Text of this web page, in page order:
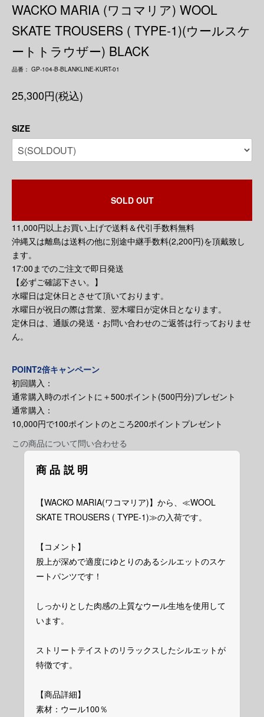
WACKO MARIA (ワコマリア) WOOL
SKATE TROUSERS ( TYPE-1)(ウールスケ
ートトラウザー) BLACK
品番： GP-104-B-BLANKLINE-KURT-01
25,300円(税込)
SIZE
SOLD OUT
11,000円以上お買い上げで送料＆代引手数料無料
沖縄又は離島は送料の他に別途中継手数料(2,200円)を頂戴致し
ます。
17:00までのご注文で即日発送
【必ずご確認下さい。】
水曜日は定休日とさせて頂いております。
水曜日が祝日の際は営業、翌木曜日が定休日となります。
定休日は、通販の発送・お問い合わせのご返答は行っておりませ
ん。
POINT2倍キャンペーン
初回購入：
通常購入時のポイントに＋500ポイント(500円分)プレゼント
通常購入：
10,000円で100ポイントのところ200ポイントプレゼント
この商品について問い合わせる
商品説明
【WACKO MARIA(ワコマリア)】から、≪WOOL
SKATE TROUSERS ( TYPE-1)≫の入荷です。
【コメント】
股上が深めで適度にゆとりのあるシルエットのスケ
ートパンツです！
しっかりとした肉感の上質なウール生地を使用して
います。
ストリートテイストのリラックスしたシルエットが
特徴です。
【商品詳細】
素材：ウール100％